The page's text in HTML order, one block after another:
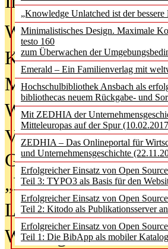
„Knowledge Unlatched ist der
Minimalistisches Design. Maximale
testo 160
zum Überwachen der
Emerald – Ein Familienverlag mit
Hochschulbibliothek Ansbach als
bibliothecas neuem Rückgabe- und
Mit ZEDHIA der
Mitteleuropas auf der Spur
ZEDHIA – Das Onlineportal für
und Unternehmensgeschichte
Erfolgreicher Einsatz von Open
Teil 3: TYPO3 als Basis für den
Erfolgreicher Einsatz von Open
Teil 2: Kitodo als Publikationsserver
Erfolgreicher Einsatz von Open
Teil 1: Die BibApp als mobiler
Was
Kinder in der
Metadaten als
Wenn Bots
Von
Geisterjagd-
„Library of Things“
Lesen als
Wie Jugendliche